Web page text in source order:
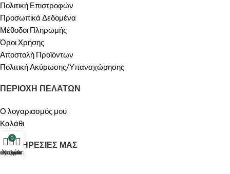
Πολιτική Επιστροφών
Προσωπικά Δεδομένα
Μέθοδοι Πληρωμής
Όροι Χρήσης
Αποστολή Προϊόντων
Πολιτική Ακύρωσης/Υπαναχώρησης
ΠΕΡΙΟΧΗ ΠΕΛΑΤΩΝ
Ο λογαριασμός μου
Καλάθι
ΟΙ ΥΠΗΡΕΣΙΕΣ ΜΑΣ
0
Καλάθι μου